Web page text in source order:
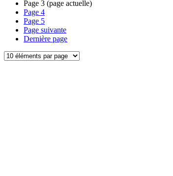
Page 3 (page actuelle)
Page 4
Page 5
Page suivante
Dernière page